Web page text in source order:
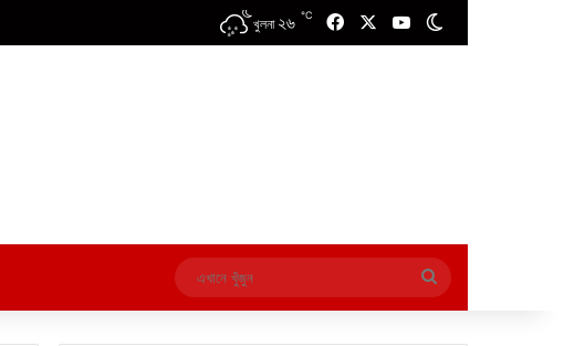
খুলনা ২৬ ℃ FacebookYouTube
এখানে
খুঁজুন